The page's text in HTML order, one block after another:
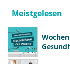
Meistgelesen